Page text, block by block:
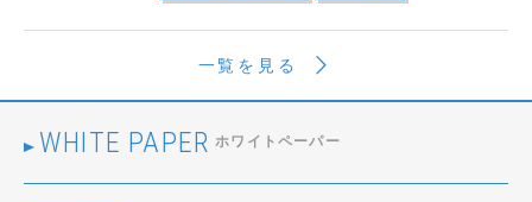
一覧を見る
WHITE PAPER ホワイトペーパー